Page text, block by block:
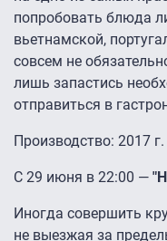
попробовать блюда
вьетнамской,
совсем не
лишь запастись
отправиться в
Производство: 2017
С 29 июня в 22:00 —
Иногда совершить
не выезжая за